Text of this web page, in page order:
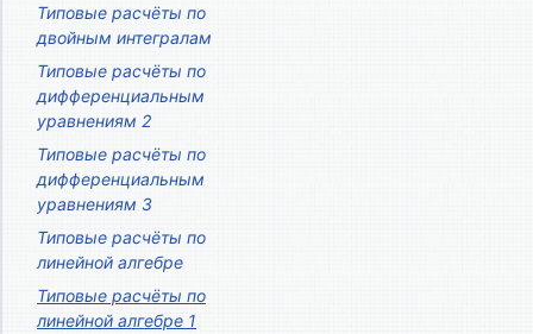
Типовые расчёты по
двойным интегралам
Типовые расчёты по
дифференциальным
уравнениям 2
Типовые расчёты по
дифференциальным
уравнениям 3
Типовые расчёты по
линейной алгебре
Типовые расчёты по
линейной алгебре 1